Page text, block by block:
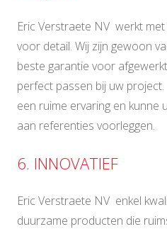
Eric Verstraete NV werkt
voor detail. Wij zijn gewoon
beste garantie voor
perfect passen bij uw
een ruime ervaring en kunne
aan referenties voorleggen.
6. INNOVATIEF
Eric Verstraete NV enkel
duurzame producten die